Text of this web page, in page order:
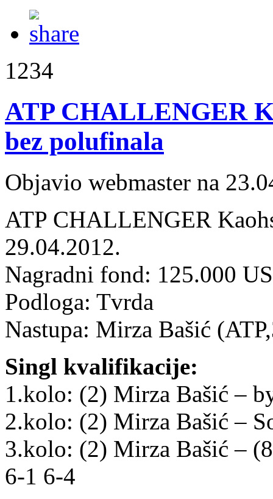
1234
ATP CHALLENGER
bez polufinala
Objavio webmaster na
ATP CHALLENGER
29.04.2012.
Nagradni fond: 125.000
Podloga: Tvrda
Nastupa: Mirza Bašić
Singl kvalifikacije:
1.kolo: (2) Mirza Bašić –
2.kolo: (2) Mirza Bašić –
3.kolo: (2) Mirza Bašić –
6-1 6-4